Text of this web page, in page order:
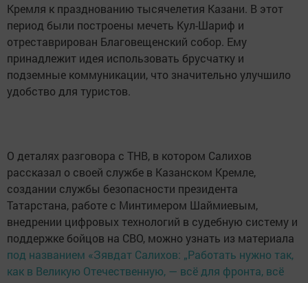
Кремля к празднованию тысячелетия Казани. В этот
период были построены мечеть Кул-Шариф и
отреставрирован Благовещенский собор. Ему
принадлежит идея использовать брусчатку и
подземные коммуникации, что значительно улучшило
удобство для туристов.
О деталях разговора с ТНВ, в котором Салихов
рассказал о своей службе в Казанском Кремле,
создании службы безопасности президента
Татарстана, работе с Минтимером Шаймиевым,
внедрении цифровых технологий в судебную систему и
поддержке бойцов на СВО, можно узнать из материала
под названием «Зявдат Салихов: „Работать нужно так,
как в Великую Отечественную, — всё для фронта, всё